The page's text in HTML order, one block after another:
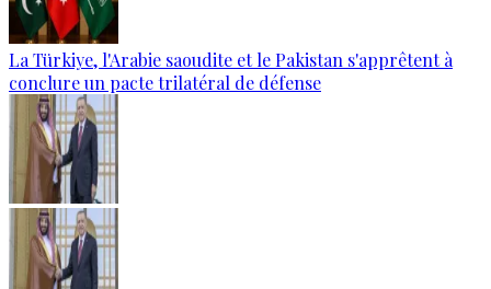
La Türkiye, l'Arabie saoudite et le Pakistan s'apprêtent à
conclure un pacte trilatéral de défense